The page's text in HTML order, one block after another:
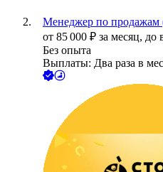
Менеджер по продажам
от 85 000 ₽ за месяц, до
Без опыта
Выплаты: Два раза в